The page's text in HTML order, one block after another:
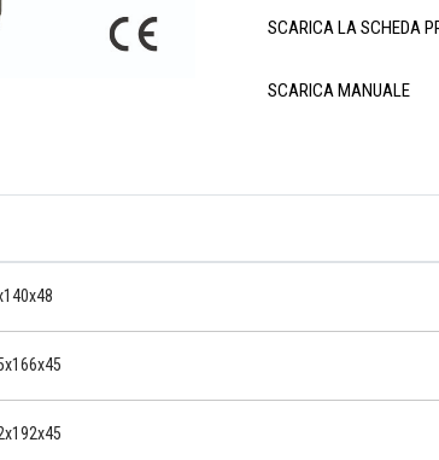
SCARICA LA SCHEDA
SCARICA MANUALE